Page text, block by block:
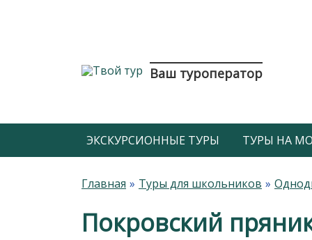
Ваш туроператор
ЭКСКУРСИОННЫЕ ТУРЫ ТУРЫ НА
Главная Туры для школьников
Покровский